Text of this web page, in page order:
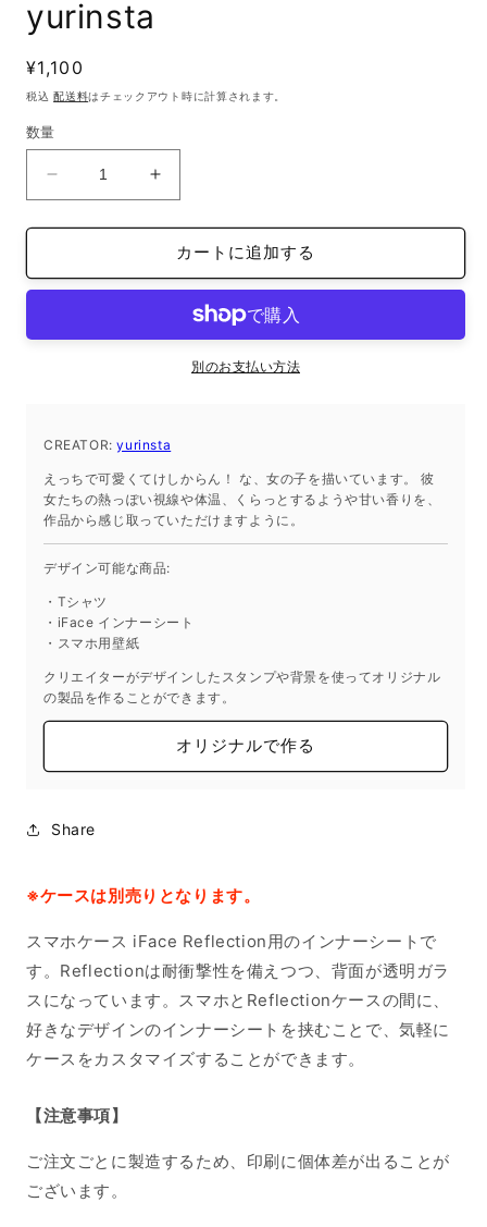
ィ
ア
を
く
yurinsta
通
常
格
¥1,100
税込配送料はチェックアウト時に計算されます。
数量
reflection
イ
ナ
シ
yurinsta
数
量
を
減
す
iFace
reflection
イ
ナ
シ
数
量
を
増
す
カートに追加する
別のお支払い方法
CREATOR:yurinsta
えっちで可愛くてけしからん！ な、女の子を描いています。 彼
女たちの熱っぽい視線や体温、くらっとするようや甘い香りを、
作品から感じ取っていただけますように。
デザイン可能な商品:
・Tシャツ
・iFace インナーシート
・スマホ用壁紙
クリエイターがデザインしたスタンプや背景を使ってオリジナル
の製品を作ることができます。
オリジナルで作る
Share
※ケースは別売りとなります。
スマホケース iFace Reflection用のインナーシートで
す。Reflectionは耐衝撃性を備えつつ、背面が透明ガラ
スになっています。スマホとReflectionケースの間に、
好きなデザインのインナーシートを挟むことで、気軽に
ケースをカスタマイズすることができます。
【注意事項】
ご注文ごとに製造するため、印刷に個体差が出ることが
ございます。